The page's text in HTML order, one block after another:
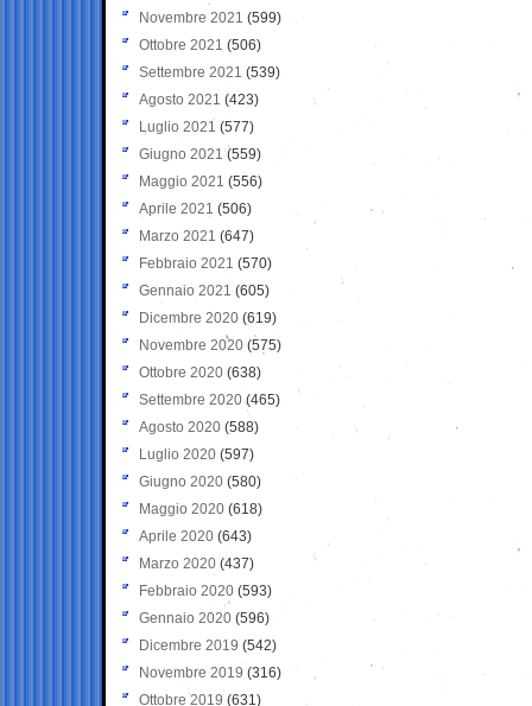
Novembre 2021 (599)
Ottobre 2021 (506)
Settembre 2021 (539)
Agosto 2021 (423)
Luglio 2021 (577)
Giugno 2021(559)
Maggio 2021 (556)
Aprile 2021 (506)
Marzo 2021 (647)
Febbraio 2021 (570)
Gennaio 2021 (605)
Dicembre 2020 (619)
Novembre 2020 (575)
Ottobre 2020 (638)
Settembre 2020(465)
Agosto 2020 (588)
Luglio 2020 (597)
Giugno 2020 (580)
Maggio 2020 (618)
Aprile 2020 (643)
Marzo 2020 (437)
Febbraio 2020 (593)
Gennaio 2020 (596)
Dicembre 2019 (542)
Novembre 2019 (316)
Ottobre 2019 (631)